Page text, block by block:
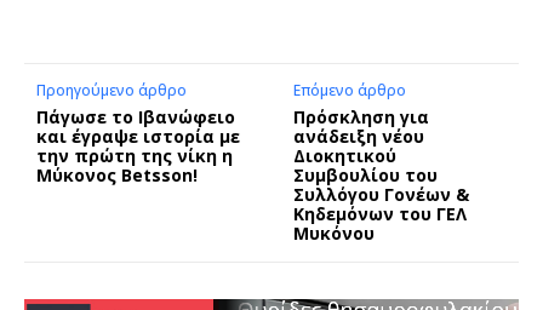
Προηγούμενο άρθρο
Πάγωσε το Ιβανώφειο
και έγραψε ιστορία με
την πρώτη της νίκη η
Μύκονος Betsson!
Επόμενο άρθρο
Πρόσκληση για
ανάδειξη νέου
Διοκητικού
Συμβουλίου του
Συλλόγου Γονέων &
Κηδεμόνων του ΓΕΛ
Μυκόνου